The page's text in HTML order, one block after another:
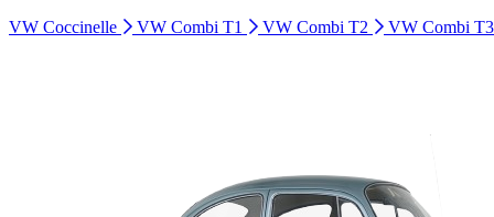
VW Coccinelle
VW Combi T1 VW Combi T2 VW Combi T3